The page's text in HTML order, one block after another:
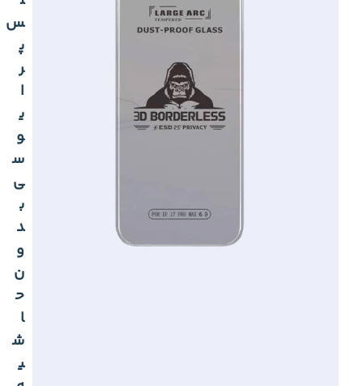
س
پ
ر
ا
ی
و
س
ی
ب
د
و
ن
ح
ا
ش
ی